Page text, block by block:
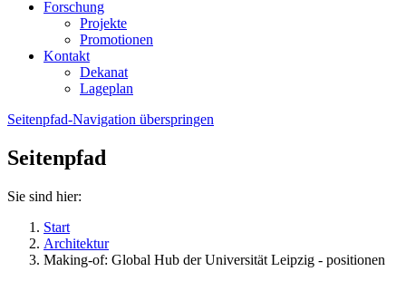
Forschung
Projekte
Promotionen
Kontakt
Dekanat
Lageplan
Seitenpfad-Navigation überspringen
Seitenpfad
Sie sind hier:
Start
Architektur
Making-of: Global Hub der Universität Leipzig - positionen